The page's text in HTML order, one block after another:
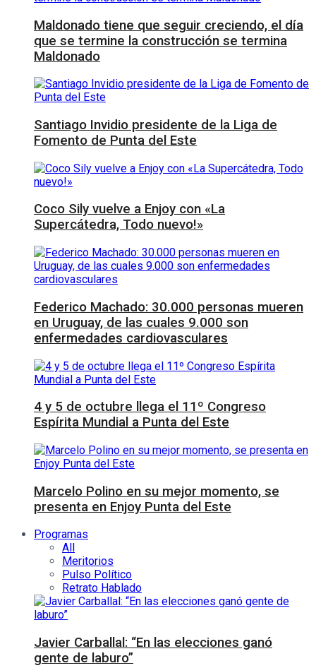
Maldonado tiene que seguir creciendo, el día
que se termine la construcción se termina
Maldonado
Santiago Invidio presidente de la Liga de
Fomento de Punta del Este
Coco Sily vuelve a Enjoy con «La
Supercátedra, Todo nuevo!»
Federico Machado: 30.000 personas mueren
en Uruguay, de las cuales 9.000 son
enfermedades cardiovasculares
4 y 5 de octubre llega el 11º Congreso
Espírita Mundial a Punta del Este
Marcelo Polino en su mejor momento, se
presenta en Enjoy Punta del Este
Programas
All
Meritorios
Pulso Político
Retrato Hablado
Javier Carballal: “En las elecciones ganó
gente de laburo”